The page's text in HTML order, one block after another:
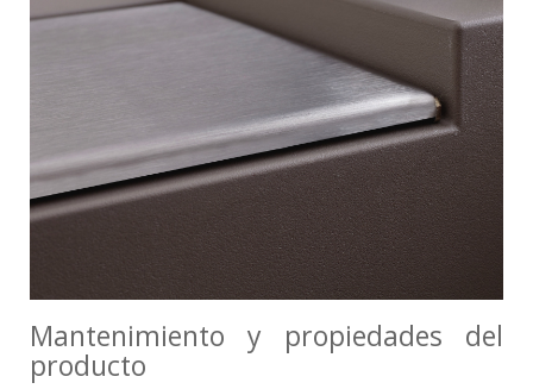
Mantenimiento y propiedades del
producto